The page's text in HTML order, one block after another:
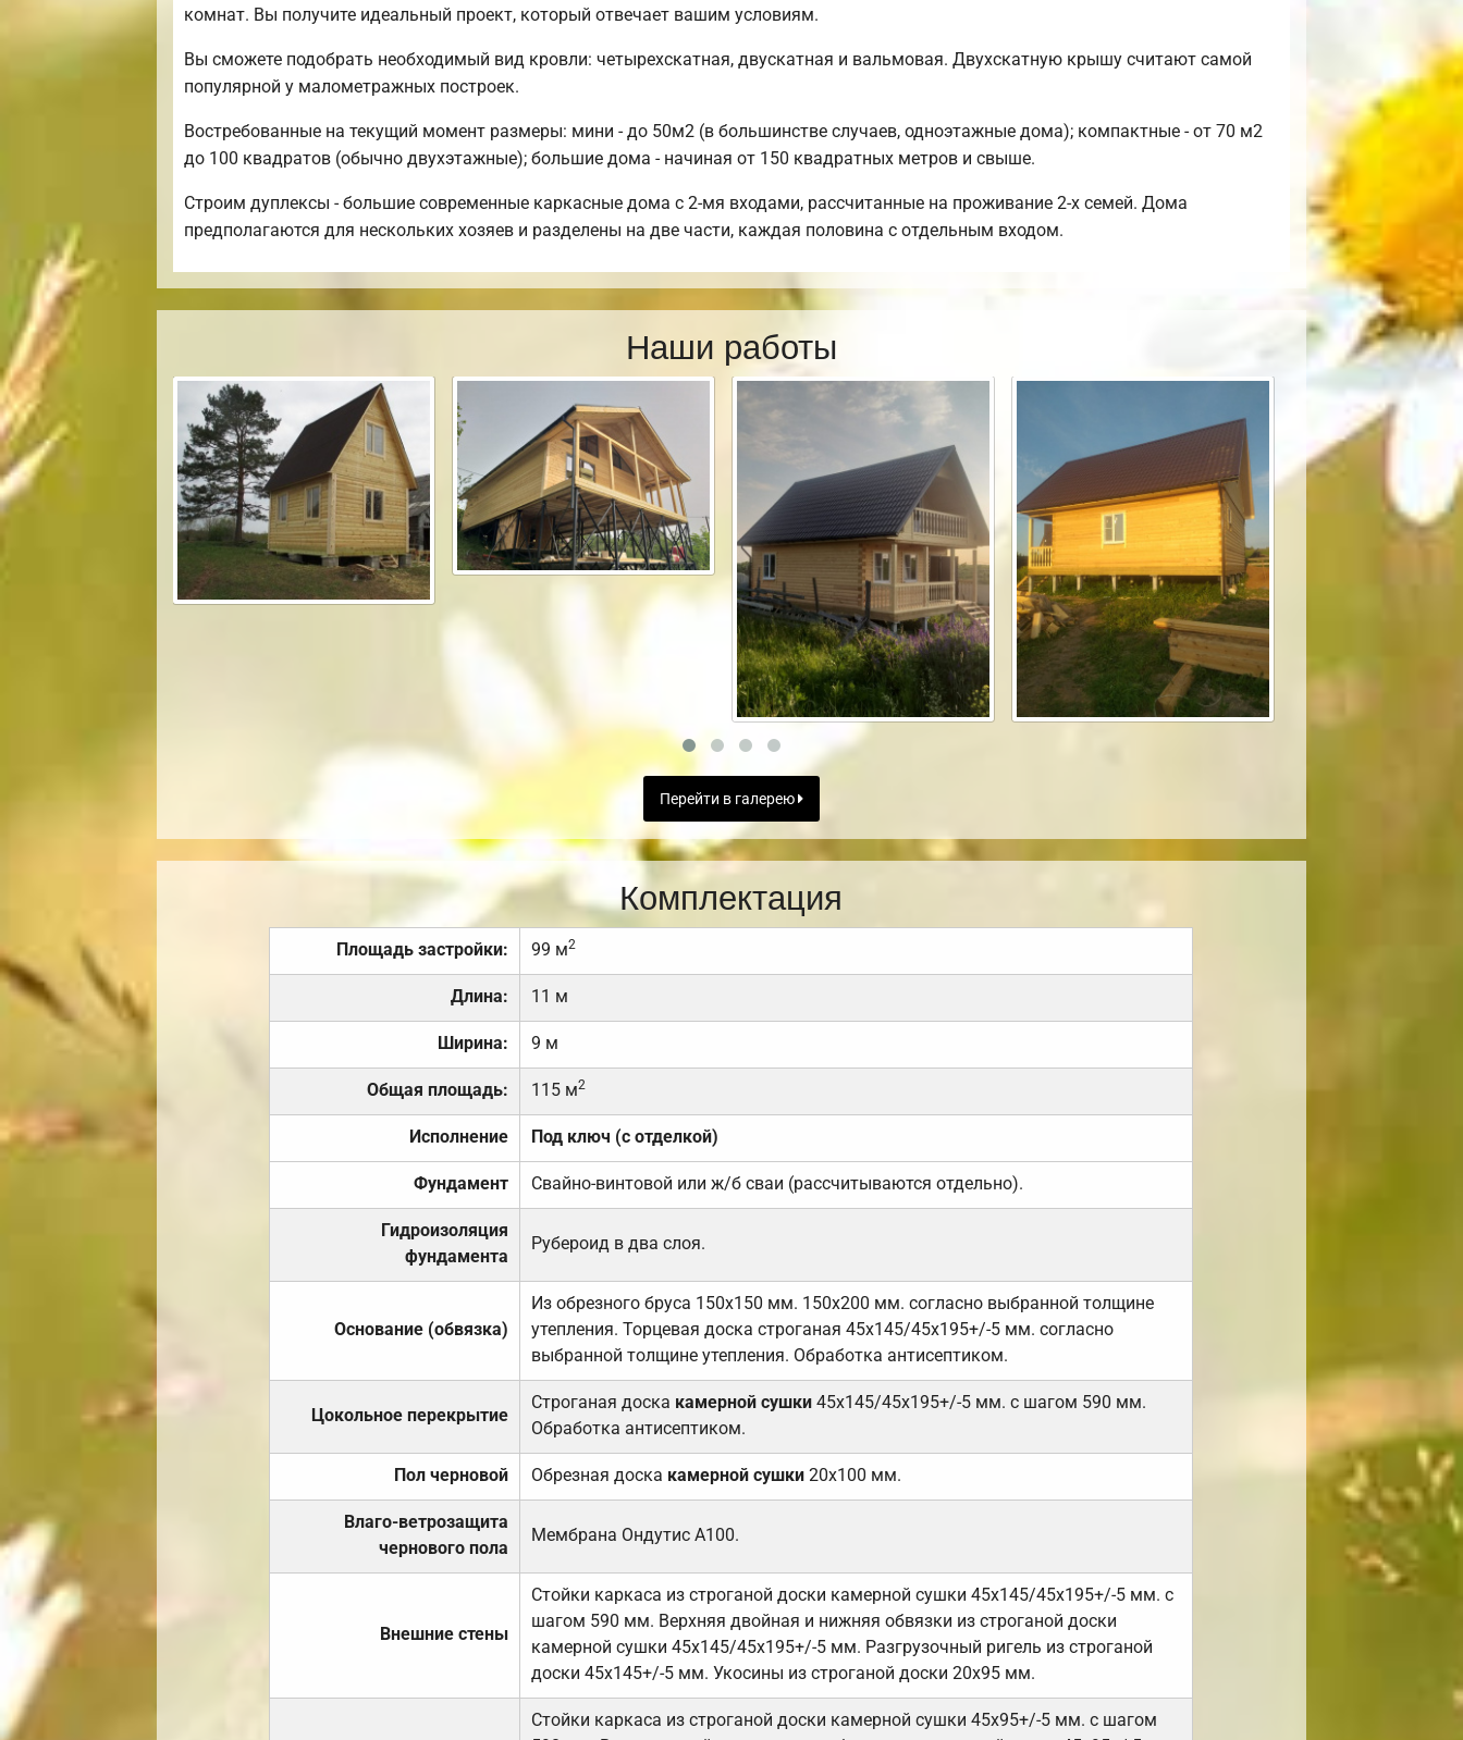
комнат. Вы получите идеальный проект, который отвечает вашим условиям.
Вы сможете подобрать необходимый вид кровли: четырехскатная, двускатная и вальмовая. Двухскатную крышу считают самой
популярной у малометражных построек.
Востребованные на текущий момент размеры: мини - до 50м2 (в большинстве случаев, одноэтажные дома); компактные - от 70 м2
до 100 квадратов (обычно двухэтажные); большие дома - начиная от 150 квадратных метров и свыше.
Строим дуплексы - большие современные каркасные дома с 2-мя входами, рассчитанные на проживание 2-х семей. Дома
предполагаются для нескольких хозяев и разделены на две части, каждая половина с отдельным входом.
Наши работы
Перейти в галерею
Комплектация
Площадь застройки: 99 м2
Длина: 11 м
Ширина: 9 м
Общая площадь: 115 м2
Исполнение Под ключ (с отделкой)
Фундамент Свайно-винтовой или ж/б сваи (рассчитываются отдельно).
Гидроизоляция
фундамента
Рубероид в два слоя.
Основание (обвязка)
Из обрезного бруса 150х150 мм. 150х200 мм. согласно выбранной толщине
утепления. Торцевая доска строганая 45х145/45х195+/-5 мм. согласно
выбранной толщине утепления. Обработка антисептиком.
Цокольное перекрытие
Строганая доска камерной сушки 45х145/45х195+/-5 мм. с шагом 590 мм.
Обработка антисептиком.
Пол черновой Обрезная доска камерной сушки20х100 мм.
Влаго-ветрозащита
чернового пола
Мембрана Ондутис А100.
Внешние стены
Стойки каркаса из строганой доски камерной сушки 45х145/45х195+/-5 мм. с
шагом 590 мм. Верхняя двойная и нижняя обвязки из строганой доски
камерной сушки 45х145/45х195+/-5 мм. Разгрузочный ригель из строганой
доски 45х145+/-5 мм. Укосины из строганой доски 20х95 мм.
Стойки каркаса из строганой доски камерной сушки 45х95+/-5 мм. с шагом